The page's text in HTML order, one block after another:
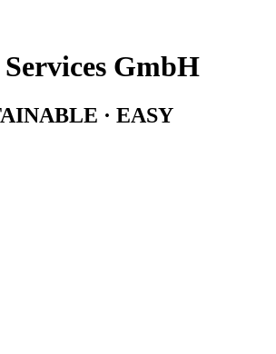
GmbH
· EASY